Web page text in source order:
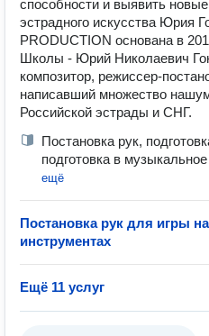
способности и выявить
эстрадного искусства Юрия
PRODUCTION основана в
Школы - Юрий Николаевич
композитор, режиссер-
написавший множество
Российской эстрады и СНГ.
Постановка рук,
подготовка в
ещё
Постановка рук для игры
инструментах
Ещё 11 услуг